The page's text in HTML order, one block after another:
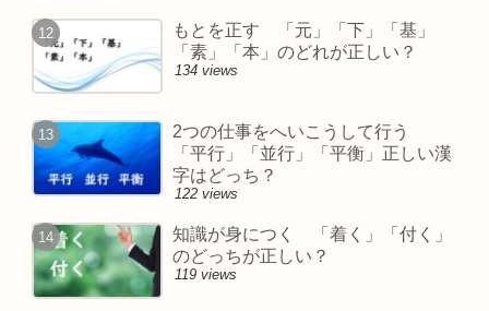
もとを正す 「元」「下」「基」
「素」「本」のどれが正しい？
134 views
2つの仕事をへいこうして行う
「平行」「並行」「平衡」正しい漢
字はどっち？
122 views
知識が身につく 「着く」「付く」
のどっちが正しい？
119 views